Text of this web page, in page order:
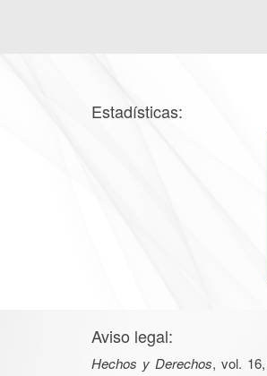
Estadísticas:
Aviso legal:
Hechos y Derechos, vol.